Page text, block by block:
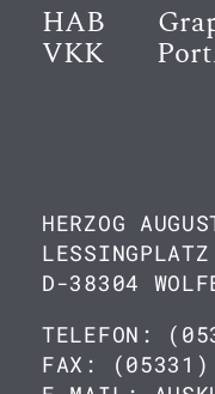
HAB
VKK
HERZOG
D-38304
TELEFON:
FAX: